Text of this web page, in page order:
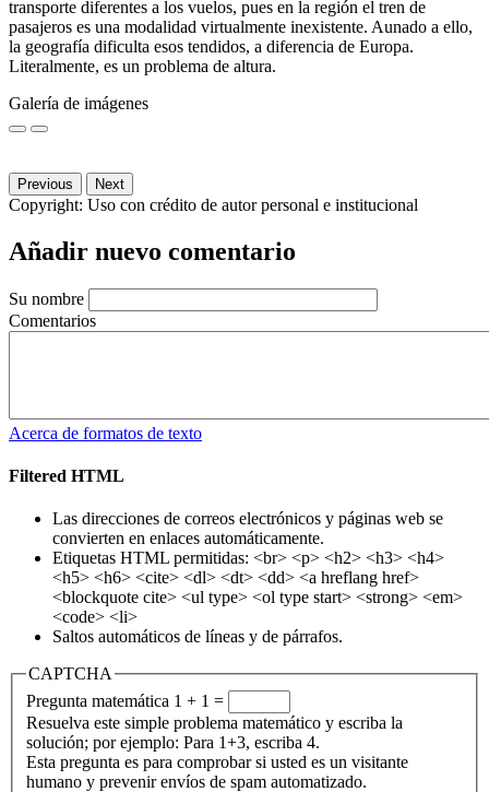
transporte diferentes a los vuelos, pues en la región el tren de
pasajeros es una modalidad virtualmente inexistente. Aunado a ello,
la geografía dificulta esos tendidos, a diferencia de Europa.
Literalmente, es un problema de altura.
Galería de imágenes
Previous Next
Copyright: Uso con crédito de autor personal e institucional
Añadir nuevo comentario
Su nombre
Comentarios
Acerca de formatos de texto
Filtered HTML
Las direcciones de correos electrónicos y páginas web se
convierten en enlaces automáticamente.
Etiquetas HTML permitidas: <br> <p> <h2> <h3> <h4>
<h5> <h6> <cite> <dl> <dt> <dd> <a hreflang href>
<blockquote cite> <ul type> <ol type start> <strong> <em>
<code> <li>
Saltos automáticos de líneas y de párrafos.
CAPTCHA
Pregunta matemática 1 + 1 =
Resuelva este simple problema matemático y escriba la
solución; por ejemplo: Para 1+3, escriba 4.
Esta pregunta es para comprobar si usted es un visitante
humano y prevenir envíos de spam automatizado.